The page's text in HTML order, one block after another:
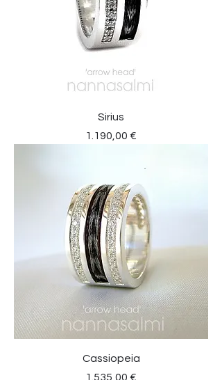
Sirius
Preis
1.190,00 €
Cassiopeia
Preis
1.535,00 €